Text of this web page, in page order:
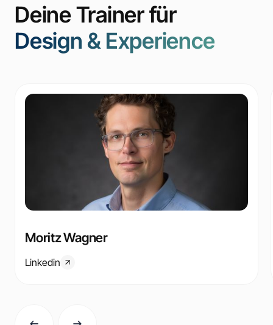
Deine Trainer für
Design & Experience
Moritz Wagner
Linkedin